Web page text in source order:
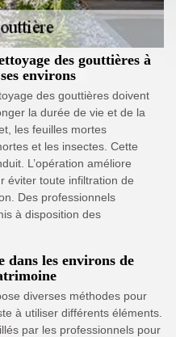
des gouttières à
environs
des gouttières doivent
la durée de vie et de la
les feuilles mortes
et les insectes. Cette
L’opération améliore
éviter toute infiltration de
Des professionnels
à disposition des
les environs de
diverses méthodes pour
à utiliser différents éléments.
par les professionnels pour